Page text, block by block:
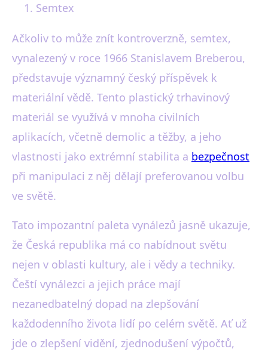
Semtex
Ačkoliv to může znít kontroverzně, semtex,
vynalezený v roce 1966 Stanislavem Breberou,
představuje významný český příspěvek k
materiální vědě. Tento plastický trhavinový
materiál se využívá v mnoha civilních
aplikacích, včetně demolic a těžby, a jeho
vlastnosti jako extrémní stabilita a bezpečnost
při manipulaci z něj dělají preferovanou volbu
ve světě.
Tato impozantní paleta vynálezů jasně ukazuje,
že Česká republika má co nabídnout světu
nejen v oblasti kultury, ale i vědy a techniky.
Čeští vynálezci a jejich práce mají
nezanedbatelný dopad na zlepšování
každodenního života lidí po celém světě. Ať už
jde o zlepšení vidění, zjednodušení výpočtů,